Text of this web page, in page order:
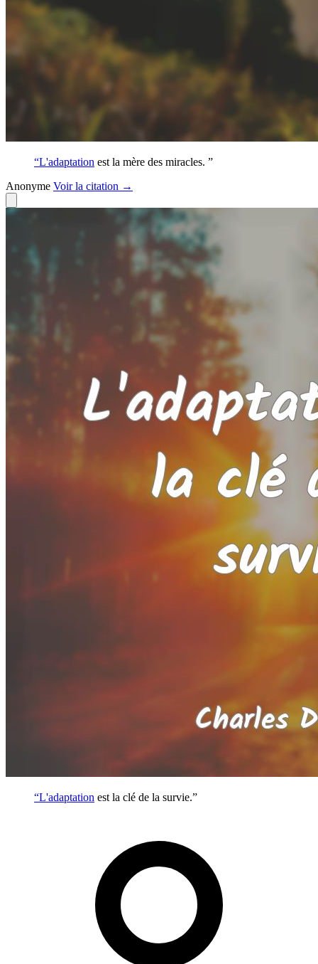
“L'adaptation est la mère des miracles. ”
Anonyme Voirla citation →
“L'adaptation est la clé de la survie.”